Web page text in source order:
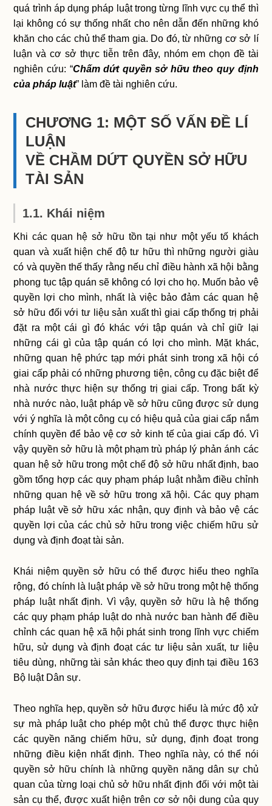
quá trình áp dụng pháp luật trong từng lĩnh vực cụ thể thì
lại không có sự thống nhất cho nên dẫn đến những khó
khăn cho các chủ thể tham gia. Do đó, từ những cơ sở lí
luận và cơ sở thực tiễn trên đây, nhóm em chọn đề tài
nghiên cứu: “Chấm dứt quyền sở hữu theo quy định
của pháp luật” làm đề tài nghiên cứu.
CHƯƠNG 1: MỘT SỐ VẤN ĐỀ LÍ
LUẬN
VỀ CHẦM DỨT QUYỀN SỞ HỮU
TÀI SẢN
1.1. Khái niệm
Khi các quan hệ sở hữu tồn tại như một yếu tố khách
quan và xuất hiện chế độ tư hữu thì những người giàu
có và quyền thế thấy rằng nếu chỉ điều hành xã hội bằng
phong tục tập quán sẽ không có lợi cho họ. Muốn bảo vệ
quyền lợi cho mình, nhất là việc bảo đảm các quan hệ
sở hữu đối với tư liệu sản xuất thì giai cấp thống trị phải
đặt ra một cái gì đó khác với tập quán và chỉ giữ lại
những cái gì của tập quán có lợi cho mình. Mặt khác,
những quan hệ phức tạp mới phát sinh trong xã hội có
giai cấp phải có những phương tiện, công cụ đặc biệt để
nhà nước thực hiện sự thống trị giai cấp. Trong bất kỳ
nhà nước nào, luật pháp về sở hữu cũng được sử dụng
với ý nghĩa là một công cụ có hiệu quả của giai cấp nắm
chính quyền để bảo vệ cơ sở kinh tế của giai cấp đó. Vì
vậy quyền sở hữu là một phạm trù pháp lý phản ánh các
quan hệ sở hữu trong một chế độ sở hữu nhất định, bao
gồm tổng hợp các quy phạm pháp luật nhằm điều chỉnh
những quan hệ về sở hữu trong xã hội. Các quy phạm
pháp luật về sở hữu xác nhận, quy định và bảo vệ các
quyền lợi của các chủ sở hữu trong việc chiếm hữu sử
dụng và định đoạt tài sản.
Khái niệm quyền sở hữu có thể được hiểu theo nghĩa
rộng, đó chính là luật pháp về sở hữu trong một hệ thống
pháp luật nhất định. Vì vậy, quyền sở hữu là hệ thống
các quy phạm pháp luật do nhà nước ban hành để điều
chỉnh các quan hệ xã hội phát sinh trong lĩnh vực chiếm
hữu, sử dụng và định đoạt các tư liệu sản xuất, tư liệu
tiêu dùng, những tài sản khác theo quy định tại điều 163
Bộ luật Dân sự.
Theo nghĩa hẹp, quyền sở hữu được hiểu là mức độ xử
sự mà pháp luật cho phép một chủ thể được thực hiện
các quyền năng chiếm hữu, sử dụng, định đoạt trong
những điều kiện nhất định. Theo nghĩa này, có thể nói
quyền sở hữu chính là những quyền năng dân sự chủ
quan của từng loại chủ sở hữu nhất định đối với một tài
sản cụ thể, được xuất hiện trên cơ sở nội dung của quy